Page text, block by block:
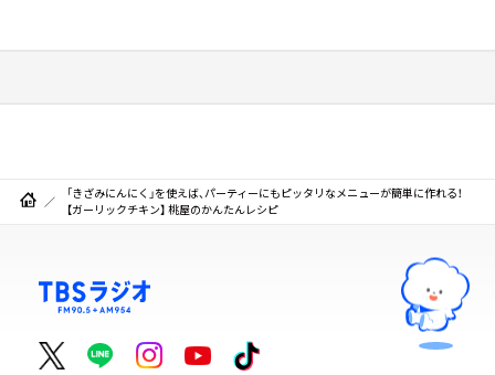
「きざみにんにく」を使えば、パーティーにもピッタリなメニューが簡単に作れる！
【ガーリックチキン】 桃屋のかんたんレシピ